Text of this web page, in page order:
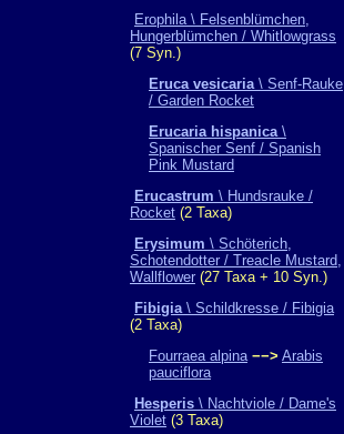
Erophila \ Felsenblümchen,
Hungerblümchen / Whitlowgrass
(7 Syn.)
Eruca vesicaria\ Senf-Rauke
/ Garden Rocket
Erucaria hispanica\
Spanischer Senf / Spanish
Pink Mustard
Erucastrum \ Hundsrauke /
Rocket (2 Taxa)
Erysimum \ Schöterich,
Schotendotter / Treacle Mustard,
Wallflower (27 Taxa + 10 Syn.)
Fibigia\ Schildkresse / Fibigia
(2 Taxa)
Fourraea alpina −−> Arabis
pauciflora
Hesperis \ Nachtviole / Dame's
Violet (3 Taxa)